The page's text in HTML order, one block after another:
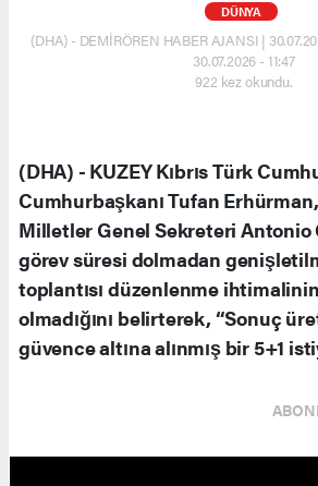
DÜNYA
(DHA) - DEMİRÖREN HABER AJANSI |
30.07.2026 - 11:47
922 kez okundu.
(DHA) - KUZEY Kıbrıs Türk
Cumhurbaşkanı Tufan
Milletler Genel Sekreteri
görev süresi dolmadan
toplantısı düzenlenme
olmadığını belirterek, “Sonuç
güvence altına alınmış bir 5+1